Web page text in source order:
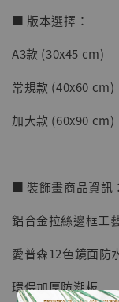
【店內現
明紀念款
NT$ 5,580
■ 版本選擇：
A3款 (30x45 cm)
常規款 (40x60 cm)
加大款 (60x90 cm)
■ 裝飾畫商品資訊：
鋁合金拉絲邊框工
愛普森12色鏡面防
環保加厚防潮板